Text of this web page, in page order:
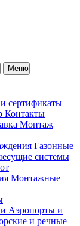
Меню
сертификаты
Контакты
Монтаж
Газонные
системы
Монтажные
Аэропорты и
и речные